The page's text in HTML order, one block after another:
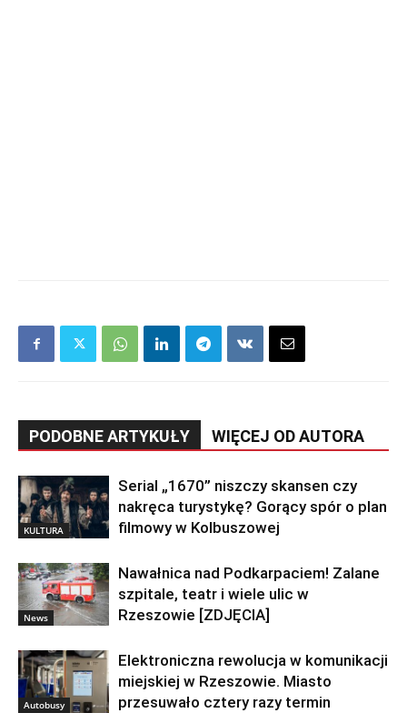
PODOBNE ARTYKUŁY WIĘCEJ OD AUTORA
KULTURA
Serial „1670” niszczy skansen czy
nakręca turystykę? Gorący spór o plan
filmowy w Kolbuszowej
News
Nawałnica nad Podkarpaciem! Zalane
szpitale, teatr i wiele ulic w
Rzeszowie [ZDJĘCIA]
Autobusy
Elektroniczna rewolucja w komunikacji
miejskiej w Rzeszowie. Miasto
przesuwało cztery razy termin